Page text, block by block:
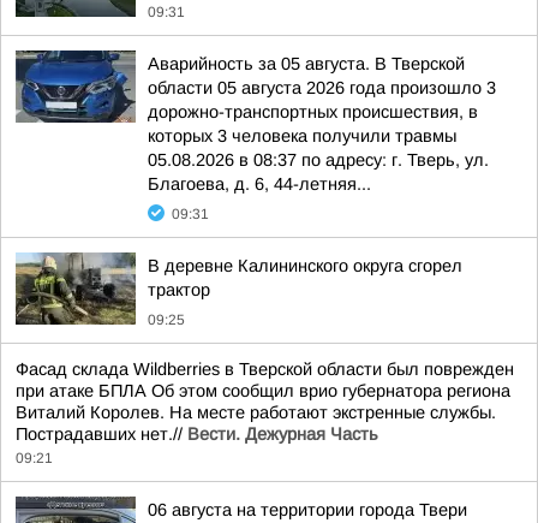
09:31
Аварийность за 05 августа. В Тверской
области 05 августа 2026 года произошло 3
дорожно-транспортных происшествия, в
которых 3 человека получили травмы
05.08.2026 в 08:37 по адресу: г. Тверь, ул.
Благоева, д. 6, 44-летняя...
09:31
В деревне Калининского округа сгорел
трактор
09:25
Фасад склада Wildberries в Тверской области был поврежден
при атаке БПЛА Об этом сообщил врио губернатора региона
Виталий Королев. На месте работают экстренные службы.
Пострадавших нет.// Вести. Дежурная Часть
09:21
06 августа на территории города Твери